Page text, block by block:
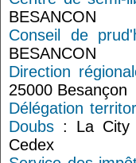
BESANCON
Conseil de
BESANCON
Direction
25000 Besançon
Délégation
Doubs : La City
Cedex